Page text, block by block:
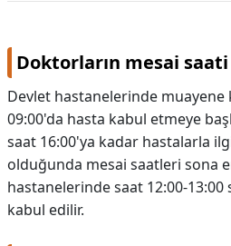
Doktorların mesai
Devlet hastanelerinde muayene
09:00'da hasta kabul etmeye
saat 16:00'ya kadar hastalarla
olduğunda mesai saatleri sona
hastanelerinde saat 12:00-
kabul edilir.